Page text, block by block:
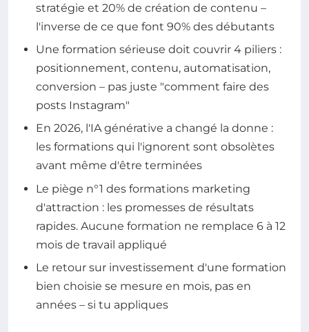
stratégie et 20% de création de contenu –
l'inverse de ce que font 90% des débutants
Une formation sérieuse doit couvrir 4 piliers :
positionnement, contenu, automatisation,
conversion – pas juste "comment faire des
posts Instagram"
En 2026, l'IA générative a changé la donne :
les formations qui l'ignorent sont obsolètes
avant même d'être terminées
Le piège n°1 des formations marketing
d'attraction : les promesses de résultats
rapides. Aucune formation ne remplace 6 à 12
mois de travail appliqué
Le retour sur investissement d'une formation
bien choisie se mesure en mois, pas en
années – si tu appliques